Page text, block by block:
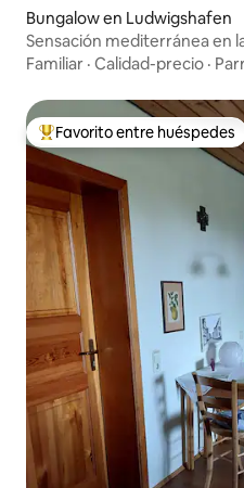
Bungalow en Ludwigshafen
Sensación mediterránea en
Familiar · Calidad-precio ·
Favorito entre huéspedes
Favorito entre huéspedes